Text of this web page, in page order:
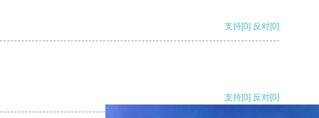
支持[0] 反对[0]
支持[0] 反对[0]